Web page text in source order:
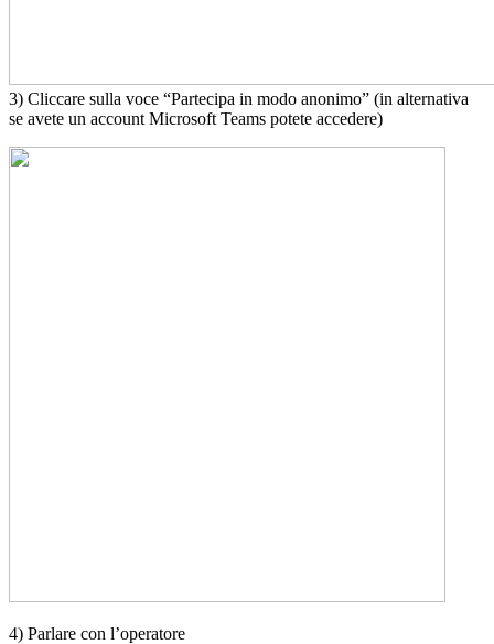
3) Cliccare sulla voce “Partecipa in modo anonimo” (in alternativa
se avete un account Microsoft Teams potete accedere)
4) Parlare con l’operatore